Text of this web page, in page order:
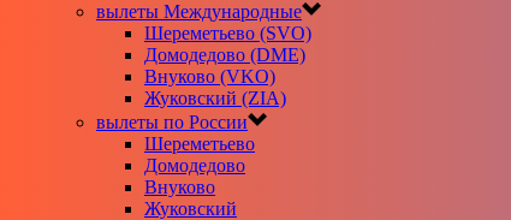
вылеты Международные
Шереметьево (SVO)
Домодедово (DME)
Внуково (VKO)
Жуковский (ZIA)
вылеты по России
Шереметьево
Домодедово
Внуково
Жуковский